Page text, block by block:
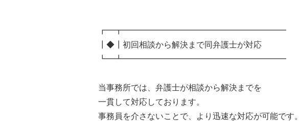
┏━┳━━━━━━━━━━━━━━━━━━━━
┃◆┃初回相談から解決まで同弁護士が対応
┗━┻━━━━━━━━━━━━━━━━━━━━
当事務所では、弁護士が相談から解決までを
一貫して対応しております。
事務員を介さないことで、より迅速な対応が可能です。